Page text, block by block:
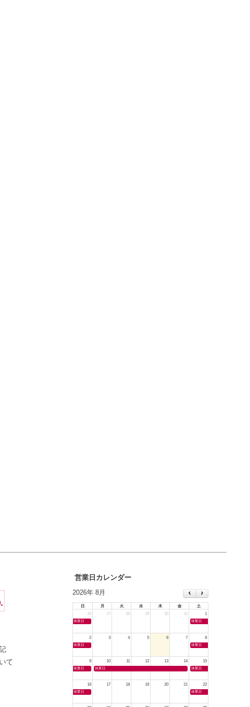
て
営業日カレンダー
2026年 8月
日 月 火 水 木 金
土
26
27 28 29 30 31 1
休業日 休業日
2 3 4 5 6 7 8
休業日 休業日
9 10 11 12 13 14 15
休業日 休業日 休業日
16 17 18 19 20 21 22
休業日 休業日